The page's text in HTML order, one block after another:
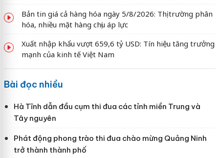
Bản tin giá cả hàng hóa ngày 5/8/2026: Thị trường phân
hóa, nhiều mặt hàng chịu áp lực
Xuất nhập khẩu vượt 659,6 tỷ USD: Tín hiệu tăng trưởng
mạnh của kinh tế Việt Nam
Bài đọc nhiều
Hà Tĩnh dẫn đầu cụm thi đua các tỉnh miền Trung và
Tây nguyên
Phát động phong trào thi đua chào mừng Quảng Ninh
trở thành thành phố